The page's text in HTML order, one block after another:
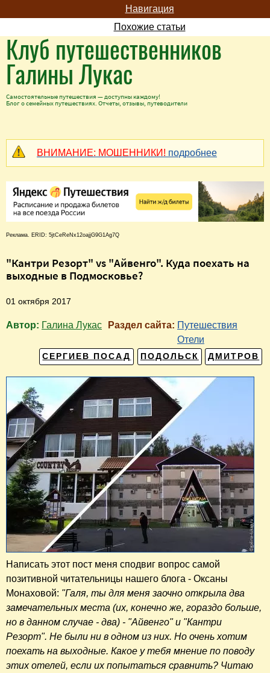
Навигация
Похожие статьи
Клуб путешественников
Галины Лукас
Самостоятельные путешествия — доступны каждому!
Блог о семейных путешествиях. Отчеты, отзывы, путеводители
ВНИМАНИЕ: МОШЕННИКИ! подробнее
Реклама. ERID: 5jtCeReNx12oajjG9G1Ag7Q
"Кантри Резорт" vs "Айвенго". Куда поехать на
выходные в Подмосковье?
01 октября 2017
Автор: Галина Лукас Раздел сайта: Путешествия
Отели
ДМИТРОВ
ПОДОЛЬСК
СЕРГИЕВ ПОСАД
Написать этот пост меня сподвиг вопрос самой
позитивной читательницы нашего блога - Оксаны
Монаховой: "Галя, ты для меня заочно открыла два
замечательных места (их, конечно же, гораздо больше,
но в данном случае - два) - "Айвенго" и "Кантри
Резорт". Не были ни в одном из них. Но очень хотим
поехать на выходные. Какое у тебя мнение по поводу
этих отелей, если их попытаться сравнить? Читаю